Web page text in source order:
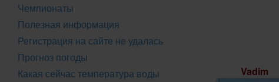
Vadim
Чемпионаты
Полезная информация
Регистрация на сайте не удалась
Прогноз погоды
Какая сейчас температура воды